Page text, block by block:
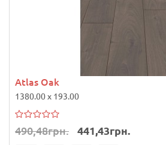
Atlas Oak
1380.00 x 193.00
490,48грн. 441,43грн.